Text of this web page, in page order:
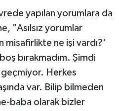
yapılan yorumlara da
"Asılsız yorumlar
misafirlikte ne işi vardı?'
bırakmadım. Şimdi
Herkes
var. Bilip bilmeden
baba olarak bizler